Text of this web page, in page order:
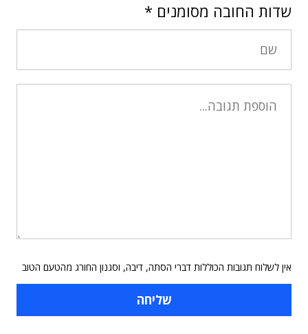
שדות החובה מסומנים *
אין לשלוח תגובות הכוללות דברי הסתה, דיבה, וסגנון החורג מהטעם הטוב